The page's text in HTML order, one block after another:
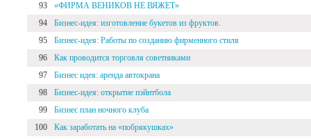
93
«ФИРМА ВЕНИКОВ НЕ ВЯЖЕТ»
94
Бизнес-идея: изготовление букетов из фруктов.
95
Бизнес-идея: Работы по созданию фирменного стиля
96
Как проводится торговля советниками
97
Бизнес идея: аренда автокрана
98
Бизнес-идея: открытие пэйнтбола
99
Бизнес план ночного клуба
100
Как заработать на «побрякушках»